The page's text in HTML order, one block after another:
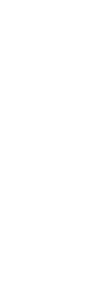
no cancro da
doentes não
na alimentação
reforça
reforçada